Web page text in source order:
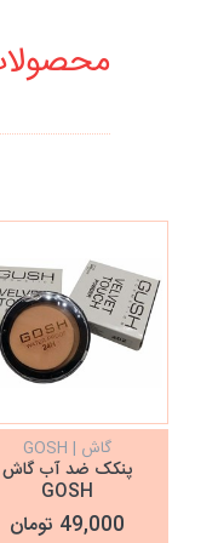
گاش | GOSH
پنکک ضد آب گاش
GOSH
49,000 تومان